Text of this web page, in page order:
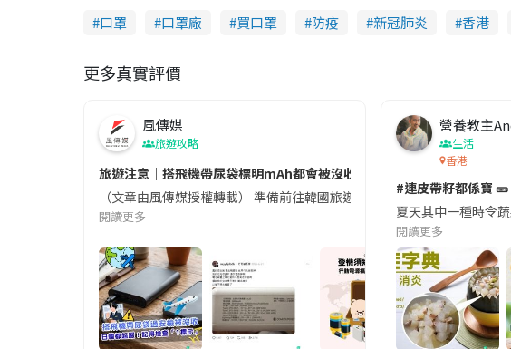
口罩 口罩廠 買口罩 防疫 新冠肺炎 香港
更多真實評價
風傳媒
旅遊攻略
旅遊注意｜搭飛機帶尿袋標明mAh都會被沒收😱出發前切記檢查「1標示」
（文章由風傳媒授權轉載） 準備前往韓國旅遊的民眾，近期要特別留
閱讀更多
營養教主
生活
香港
#連皮帶籽都係寶 🥒
夏天其中一種時令
閱讀更多